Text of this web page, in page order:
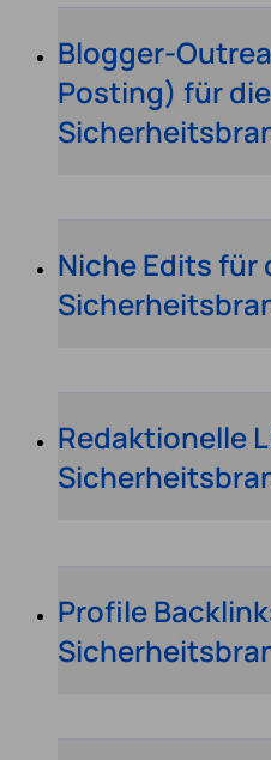
Blogger-
Posting) für die
Niche Edits für
Redaktionelle
Profile